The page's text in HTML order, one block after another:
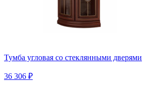
Тумба угловая со стеклянными дверями
36 306 ₽